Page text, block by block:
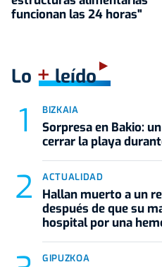
funcionan las 24 horas"
Lo +leído
BIZKAIA
Sorpresa en Bakio:
cerrar la playa
ACTUALIDAD
Hallan muerto a un
después de que su
hospital por una
GIPUZKOA